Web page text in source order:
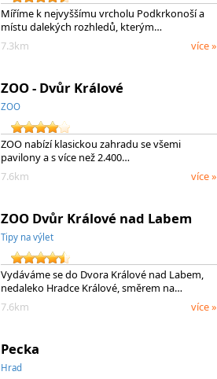
Míříme k nejvyššímu vrcholu Podkrkonoší a
místu dalekých rozhledů, kterým…
7.3km
více »
ZOO - Dvůr Králové
ZOO
ZOO nabízí klasickou zahradu se všemi
pavilony a s více než 2.400…
7.6km
více »
ZOO Dvůr Králové nad Labem
Tipy na výlet
Vydáváme se do Dvora Králové nad Labem,
nedaleko Hradce Králové, směrem na…
7.6km
více »
Pecka
Hrad